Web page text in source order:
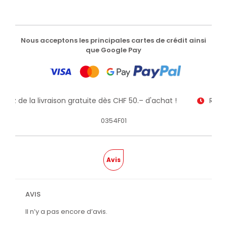
Nous acceptons les principales cartes de crédit ainsi
que Google Pay
de la livraison gratuite dès CHF 50.– d'achat !
0354F01
Avis
AVIS
Il n’y a pas encore d’avis.